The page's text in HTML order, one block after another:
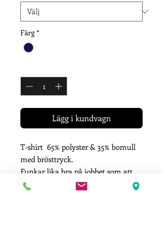
Färg *
Lägg i kundvagn
T-shirt 65% polyster & 35% bomull
med brösttryck.
Funkar lika bra på jobbet som att
träna i.